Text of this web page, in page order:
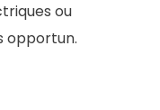
ou
opportun.